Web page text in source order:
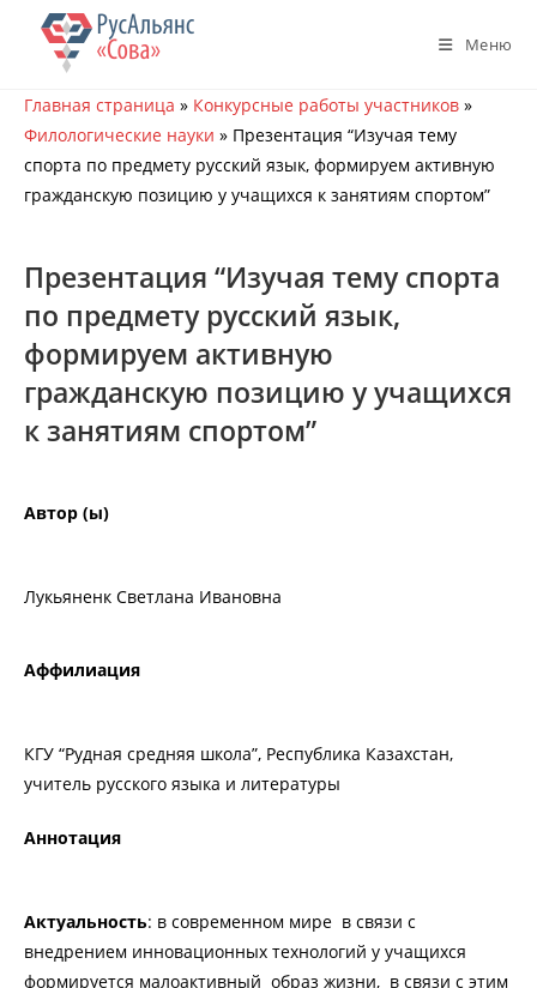
Перейти
содержимому
Меню
Главная страница » Конкурсные работы участников »
Филологические науки » Презентация “Изучая тему
спорта по предмету русский язык, формируем активную
гражданскую позицию у учащихся к занятиям спортом”
Презентация “Изучая тему спорта
по предмету русский язык,
формируем активную
гражданскую позицию у учащихся
к занятиям спортом”
Автор (ы)
Лукьяненк Светлана Ивановна
Аффилиация
КГУ “Рудная средняя школа”, Республика Казахстан,
учитель русского языка и литературы
Аннотация
Актуальность: в современном мире в связи с
внедрением инновационных технологий у учащихся
формируется малоактивный образ жизни, в связи с этим